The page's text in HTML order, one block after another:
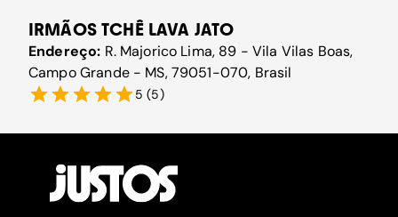
IRMÃOS TCHÊ LAVA JATO
Endereço: R. Majorico Lima, 89 - Vila Vilas Boas,
Campo Grande - MS, 79051-070, Brasil
5 (5)